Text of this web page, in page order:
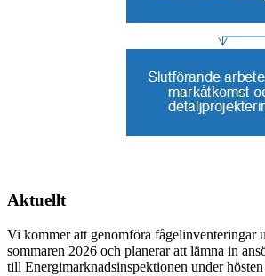
Aktuellt
Vi kommer att genomföra fågelinventeringar
sommaren 2026 och planerar att lämna in
till Energimarknadsinspektionen under